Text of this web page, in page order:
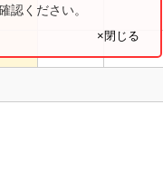
認ください。
×閉じる